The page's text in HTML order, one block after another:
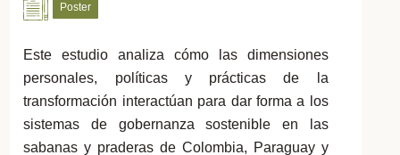
Poster
Este estudio analiza cómo las dimensiones
personales, políticas y prácticas de la
transformación interactúan para dar forma a los
sistemas de gobernanza sostenible en las
sabanas y praderas de Colombia, Paraguay y